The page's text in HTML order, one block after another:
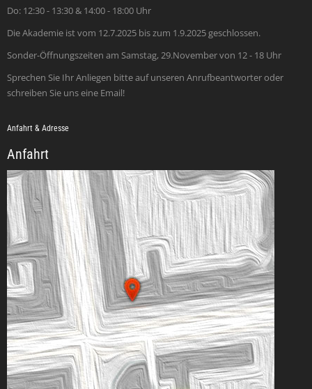
Do: 12:30 - 13:30 & 14:00 - 18:00 Uhr
Die Akademie ist vom 12.7.2025 bis zum 1.9.2025 geschlossen.
Sonder-Öffnungszeiten am Samstag, 29.November von 12 - 18 Uhr
Sprechen Sie Ihr Anliegen bitte auf unseren Anrufbeantworter oder
schreiben Sie uns eine Email!
Anfahrt & Adresse
Anfahrt